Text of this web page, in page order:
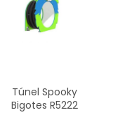
Túnel Spooky
Bigotes R5222